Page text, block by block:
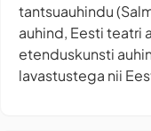
tantsuauhindu
auhind, Eesti teatri
etenduskunsti
lavastustega nii